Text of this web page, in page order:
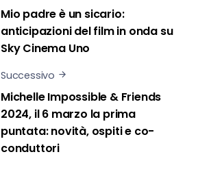
Mio padre è un sicario:
anticipazioni del film in onda su
Sky Cinema Uno
Successivo
Michelle Impossible & Friends
2024, il 6 marzo la prima
puntata: novità, ospiti e co-
conduttori